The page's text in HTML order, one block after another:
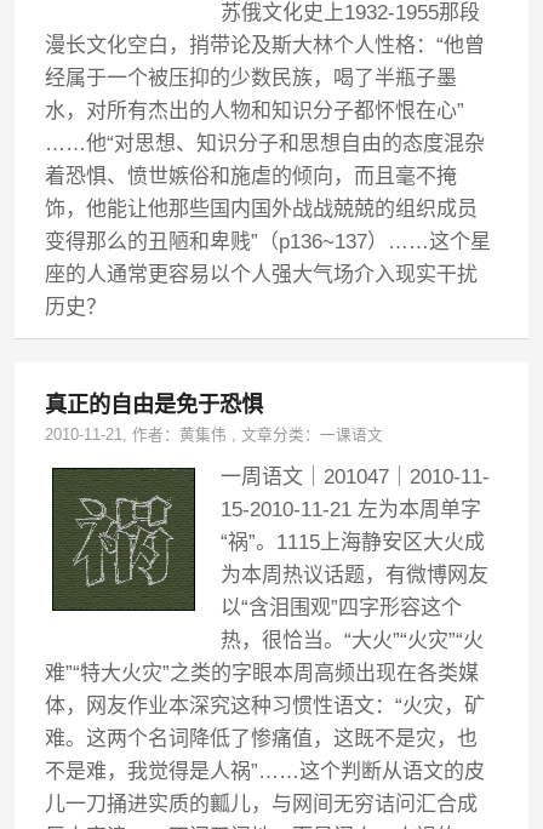
苏俄文化史上1932-1955那段
漫长文化空白，捎带论及斯大林个人性格：“他曾
经属于一个被压抑的少数民族，喝了半瓶子墨
水，对所有杰出的人物和知识分子都怀恨在心”
……他“对思想、知识分子和思想自由的态度混杂
着恐惧、愤世嫉俗和施虐的倾向，而且毫不掩
饰，他能让他那些国内国外战战兢兢的组织成员
变得那么的丑陋和卑贱”（p136~137）……这个星
座的人通常更容易以个人强大气场介入现实干扰
历史？
真正的自由是免于恐惧
2010-11-21, 作者：黄集伟 ,文章分类：一课语文
一周语文｜201047｜2010-11-
15-2010-11-21 左为本周单字
“祸”。1115上海静安区大火成
为本周热议话题，有微博网友
以“含泪围观”四字形容这个
热，很恰当。“大火”“火灾”“火
难”“特大火灾”之类的字眼本周高频出现在各类媒
体，网友作业本深究这种习惯性语文：“火灾，矿
难。这两个名词降低了惨痛值，这既不是灾，也
不是难，我觉得是人祸”……这个判断从语文的皮
儿一刀捅进实质的瓤儿，与网间无穷诘问汇合成